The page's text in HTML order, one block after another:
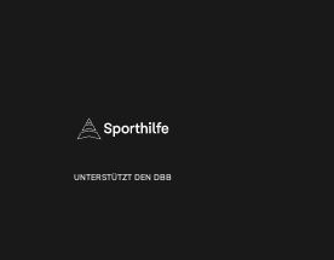
UNTERSTÜTZT DEN DBB